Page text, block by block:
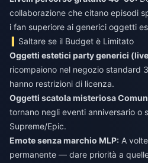
collaborazione che citano episodi
i fan superiore ai generici oggetti
Saltare se il Budget è Limitato
Oggetti estetici party generici
ricompaiono nel negozio standard
hanno restrizioni di licenza.
Oggetti scatola misteriosa
tornano negli eventi anniversario
Supreme/Epic.
Emote senza marchio MLP: A
permanente — dare priorità a